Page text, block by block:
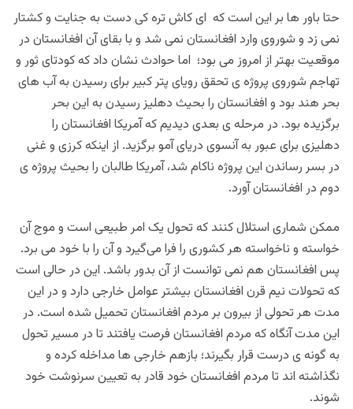
حتا باور ها بر این است که ای کاش تره کی دست به جنایت و کشتار
نمی زد و شوروی وارد افغانستان نمی شد و با بقای آن افغانستان در
موقعیت بهتر از امروز می بود؛ اما حوادث نشان داد که کودتای ثور و
تهاجم شوروی پروژه ی تحقق رویای پتر کبیر برای رسیدن به آب های
بحر هند بود و افغانستان را بحیث دهلیز رسیدن به این بحر
برگزیده بود. در مرحله ی بعدی دیدیم که آمریکا افغانستان را
دهلیزی برای عبور به آنسوی دریای آمو برگزید. از اینکه کرزی و غنی
در بسر رساندن این پروژه ناکام شد، آمریکا طالبان را بحیث پروژه ی
دوم در افغانستان آورد.
ممکن شماری استلال کنند که تحول یک امر طبیعی است و موج آن
خواسته و ناخواسته هر کشوری را فرا می‌گیرد و آن را با خود می برد.
پس افغانستان هم نمی توانست از آن بدور باشد. این در حالی است
که تحولات نیم قرن افغانستان بیشتر عوامل خارجی دارد و در این
مدت هر تحولی از بیرون بر مردم افغانستان تحمیل شده است. در
این مدت آنگاه که مردم افغانستان فرصت یافتند تا در مسیر تحول
به گونه ی درست قرار بگیرند؛ بازهم خارجی ها مداخله کرده و
نگذاشته اند تا مردم افغانستان خود قادر به تعیین سرنوشت خود
شوند.